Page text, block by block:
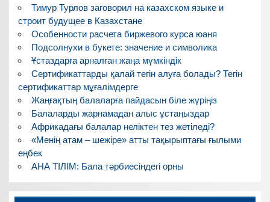
Тимур Турлов заговорил на казахском языке и
строит будущее в Казахстане
Особенности расчета биржевого курса юаня
Подсолнухи в букете: значение и символика
Ұстаздарға арналған жаңа мүмкіндік
Сертификаттарды қалай тегін алуға болады? Тегін
сертификаттар мұғалімдерге
Жаңғақтың балаларға пайдасын біле жүріңіз
Балаларды жарнамадан алыс ұстаңыздар
Африкадағы балалар неліктен тез жетіледі?
«Менің атам – шежіре» атты тақырыптағы ғылыми
еңбек
АНА ТІЛІМ: Бала тәрбиесіндегі орны